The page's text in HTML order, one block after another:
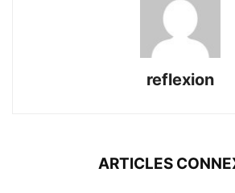
reflexion
ARTICLES